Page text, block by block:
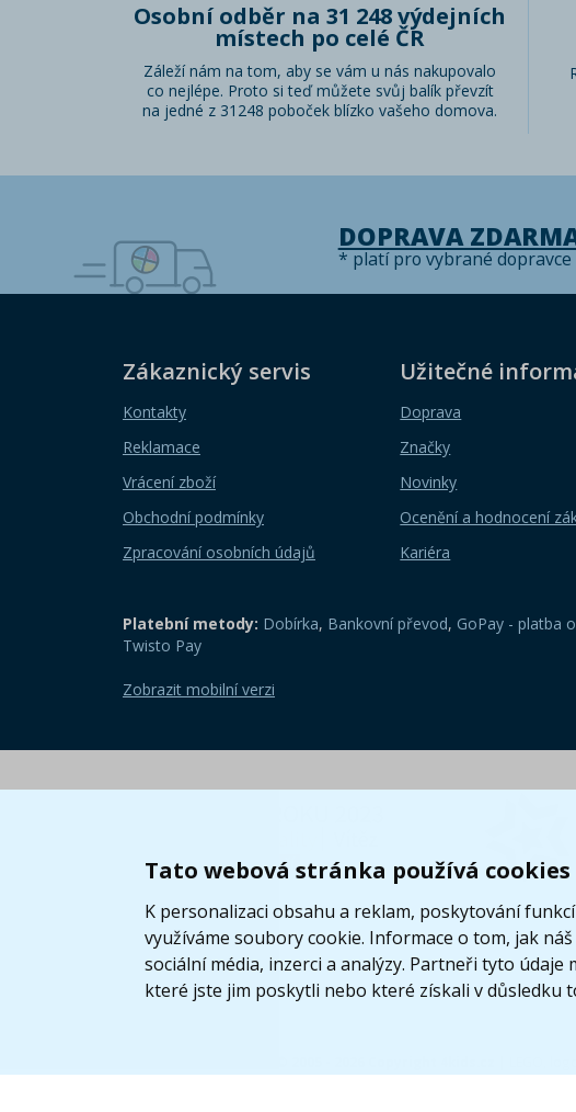
Tato webová stránka používá cookies
K personalizaci obsahu a reklam, poskytování
využíváme soubory cookie. Informace o tom, jak
sociální média, inzerci a analýzy. Partneři tyto
které jste jim poskytli nebo které získali v důsledku
Osobní odběr na 31 248 výdejních
místech po celé ČR
Záleží nám na tom, aby se vám u nás nakupovalo
co nejlépe. Proto si teď můžete svůj balík převzít
na jedné z 31248 poboček blízko vašeho domova.
DOPRAVA
* platí pro vybrané dopravce
Zákaznický servis
Kontakty
Reklamace
Vrácení zboží
Obchodní podmínky
Zpracování osobních údajů
Užitečné
Doprava
Značky
Novinky
Ocenění a hodnocení
Kariéra
Platební metody: Dobírka, Bankovní převod, GoPay - platba
Twisto Pay
Zobrazit mobilní verzi